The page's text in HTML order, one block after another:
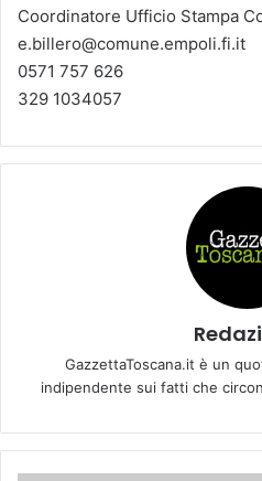
Coordinatore Ufficio Stampa
e.billero@comune.empoli.fi.it
0571 757 626
329 1034057
GazzettaToscana.it è un
indipendente sui fatti che